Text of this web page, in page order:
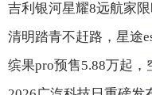
吉利银河星耀8远航家
清明踏青不赶路，星途
缤果pro预售5.88万起